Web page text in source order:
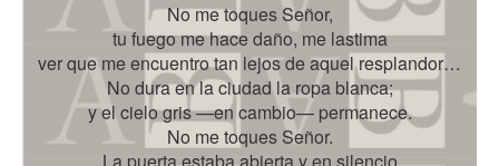
No me toques Señor,
tu fuego me hace daño, me lastima
ver que me encuentro tan lejos de aquel resplandor…
No dura en la ciudad la ropa blanca;
y el cielo gris —en cambio— permanece.
No me toques Señor.